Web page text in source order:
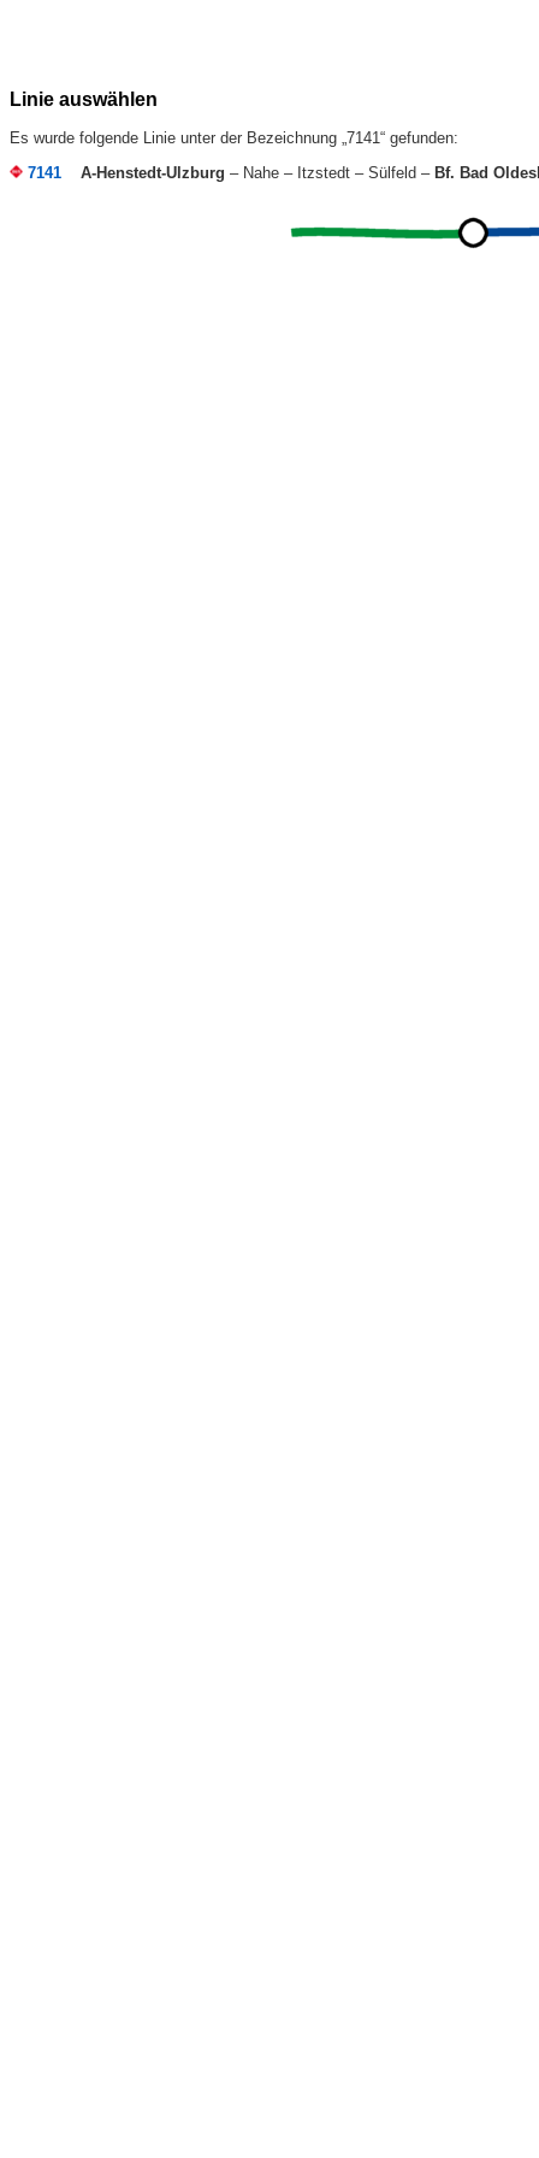
Linie auswählen
Es wurde folgende Linie unter der Bezeichnung „7141“ gefunden:
7141
A-Henstedt-Ulzburg – Nahe – Itzstedt – Sülfeld – Bf. Bad